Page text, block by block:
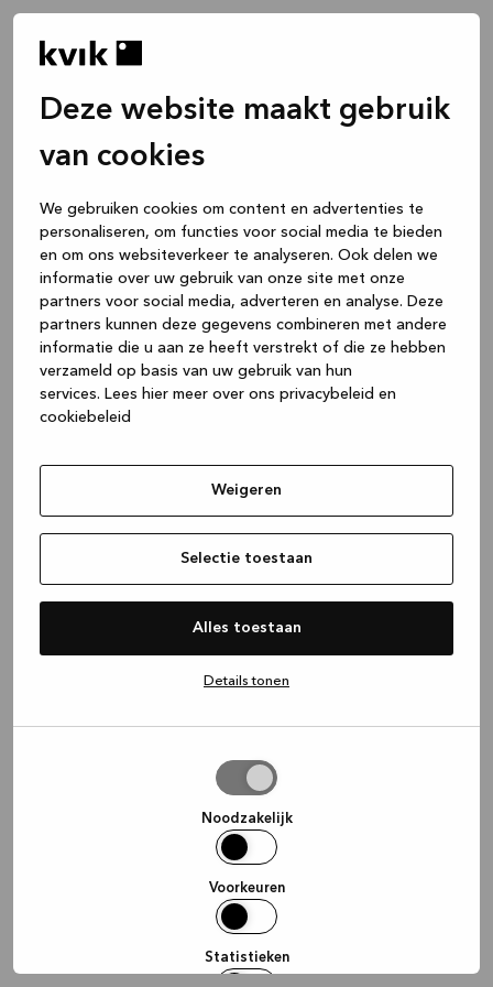
Deze website maakt gebruik
van cookies
We gebruiken cookies om content en advertenties te
personaliseren, om functies voor social media te bieden
en om ons websiteverkeer te analyseren. Ook delen we
informatie over uw gebruik van onze site met onze
partners voor social media, adverteren en analyse. Deze
partners kunnen deze gegevens combineren met andere
informatie die u aan ze heeft verstrekt of die ze hebben
verzameld op basis van uw gebruik van hun
services. Lees hier meer over ons privacybeleid en
cookiebeleid
Weigeren
Selectie toestaan
Alles toestaan
Details tonen
Noodzakelijk
Voorkeuren
Statistieken
(see the browser console for more
information).